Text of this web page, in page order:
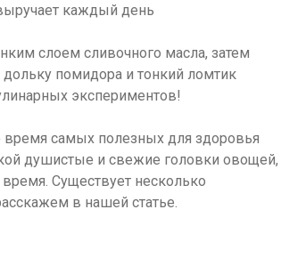
слоем сливочного масла, затем
помидора и тонкий ломтик
экспериментов!
самых полезных для здоровья
душистые и свежие головки овощей,
Существует несколько
в нашей статье.